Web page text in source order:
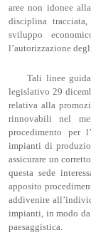
aree non idonee
disciplina
sviluppo
l’autorizzazione
Tali linee
legislativo 29
relativa alla
rinnovabili nel
procedimento per
impianti di
assicurare un
questa sede
apposito
addivenire
impianti, in modo
paesaggistica.